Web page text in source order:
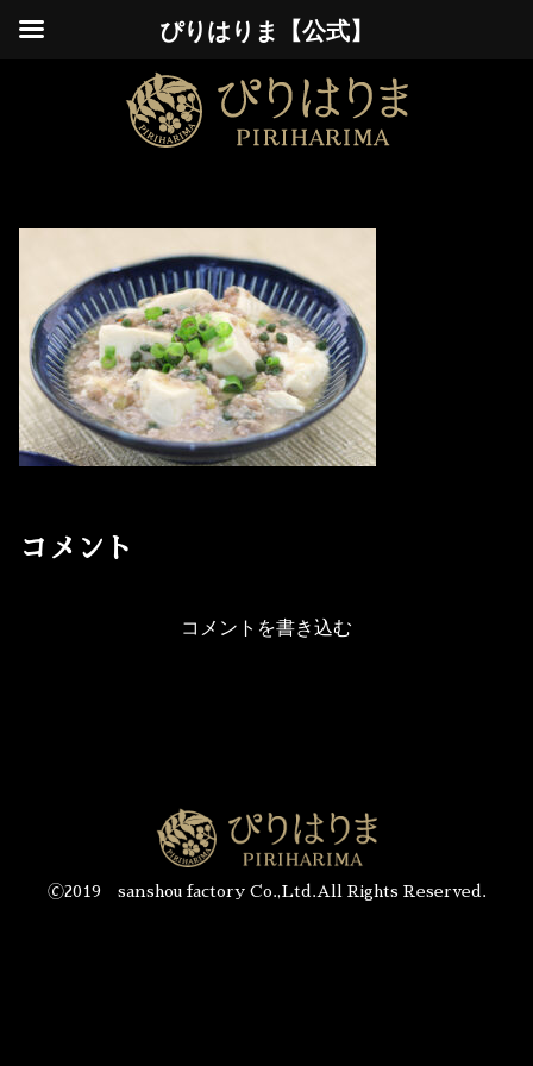
コメント
コメントを書き込む
🄫2019 sanshou factory Co.,Ltd.All Rights Reserved.
ぴりはりま【公式】